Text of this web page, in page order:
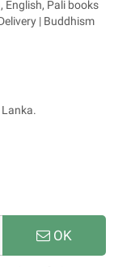
English, Pali books
| Buddhism
OK